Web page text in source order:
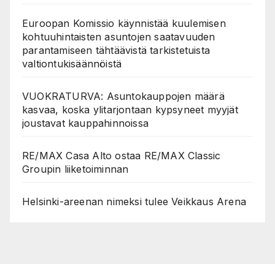
Euroopan Komissio käynnistää kuulemisen
kohtuuhintaisten asuntojen saatavuuden
parantamiseen tähtäävistä tarkistetuista
valtiontukisäännöistä
VUOKRATURVA: Asuntokauppojen määrä
kasvaa, koska ylitarjontaan kypsyneet myyjät
joustavat kauppahinnoissa
RE/MAX Casa Alto ostaa RE/MAX Classic
Groupin liiketoiminnan
Helsinki-areenan nimeksi tulee Veikkaus Arena